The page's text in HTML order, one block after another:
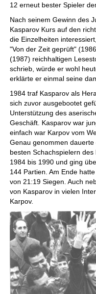
12 erneut bester Spieler
Nach seinem Gewinn des
Kasparov Kurs auf den
die Einzelheiten
"Von der Zeit geprüft"
(1987) reichhaltigen
schrieb, würde er wohl
erklärte er einmal seine
1984 traf Kasparov als
sich zuvor ausgebootet
Unterstützung des
Geschäft. Kasparov war
einfach war Karpov vom
Genau genommen
besten Schachspielern
1984 bis 1990 und ging
144 Partien. Am Ende
von 21:19 Siegen. Auch
von Kasparov in vielen
Karpov.